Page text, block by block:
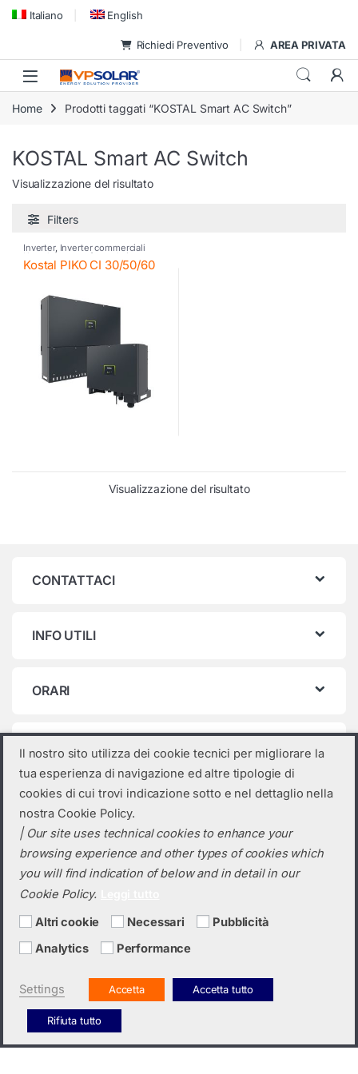
Skip to navigation
Skip to content
Italiano English
Richiedi Preventivo AREA PRIVATA
Home Prodotti taggati “KOSTAL Smart AC Switch”
KOSTAL Smart AC Switch
Visualizzazione del risultato
Filters
Inverter, Inverter commerciali
Inverter fotovoltaico
Kostal
Kostal PIKO CI 30/50/60
Visualizzazione del risultato
CONTATTACI
INFO UTILI
ORARI
Categorie prodotto
Seleziona una categoria
Hai bisogno di un preventivo?
+39 0423 6326
Il nostro sito utilizza dei cookie tecnici per migliorare la
tua esperienza di navigazione ed altre tipologie di
cookies di cui trovi indicazione sotto e nel dettaglio nella
nostra Cookie Policy.
| Our site uses technical cookies to enhance your
browsing experience and other types of cookies which
you will find indication of below and in detail in our
Cookie Policy.
Altri cookie Necessari
Pubblicità
Analytics
Performance
Settings Accetta Accetta tutto
Rifiuta tutto